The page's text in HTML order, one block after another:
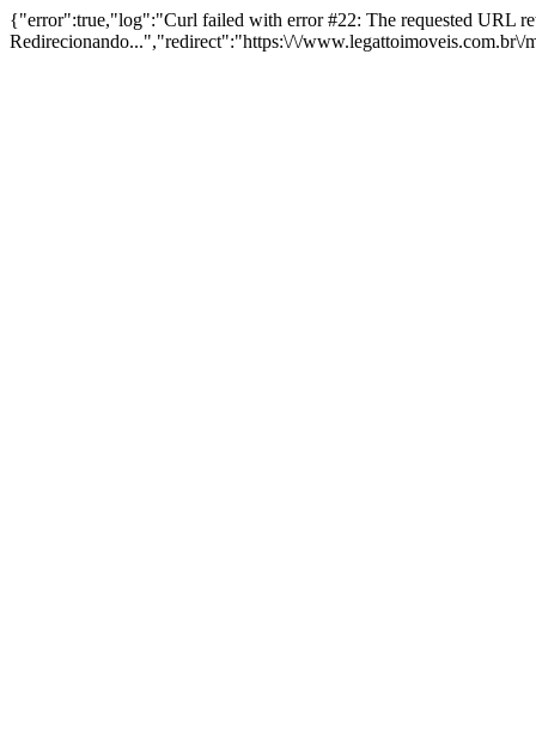
{"error":true,"log":"Curl failed with error #22: The requested URL
Redirecionando...","redirect":"https:\/\/www.legattoimoveis.com.br\/